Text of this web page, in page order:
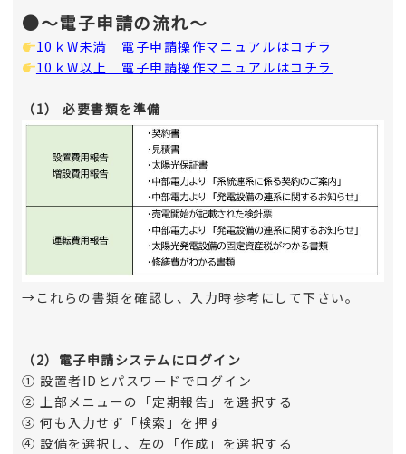
●～電子申請の流れ～
10ｋW未満 電子申請操作マニュアルはコチラ
10ｋW以上 電子申請操作マニュアルはコチラ
（1） 必要書類を準備
→これらの書類を確認し、入力時参考にして下さい。
（2）電子申請システムにログイン
① 設置者IDとパスワードでログイン
② 上部メニューの「定期報告」を選択する
③ 何も入力せず「検索」を押す
④ 設備を選択し、左の「作成」を選択する